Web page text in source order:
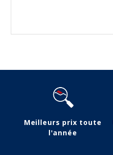
Meilleurs prix toute
l'année